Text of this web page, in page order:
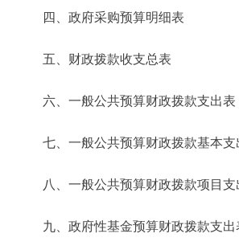
四、政府采购预算明细表
五、财政拨款收支总表
六、一般公共预算财政拨款支出表
七、一般公共预算财政拨款基本支
八、一般公共预算财政拨款项目支
九、政府性基金预算财政拨款支出